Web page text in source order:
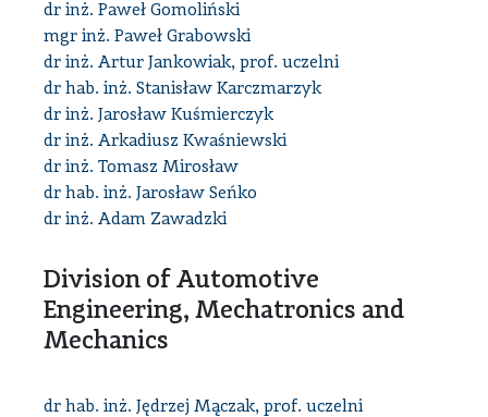
dr inż. Paweł Gomoliński
mgr inż. Paweł Grabowski
dr inż. Artur Jankowiak, prof. uczelni
dr hab. inż. Stanisław Karczmarzyk
dr inż. Jarosław Kuśmierczyk
dr inż. Arkadiusz Kwaśniewski
dr inż. Tomasz Mirosław
dr hab. inż. Jarosław Seńko
dr inż. Adam Zawadzki
Division of Automotive
Engineering, Mechatronics and
Mechanics
dr hab. inż. Jędrzej Mączak, prof. uczelni